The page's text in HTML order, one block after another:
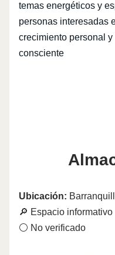
temas energéticos y
personas interesadas
crecimiento personal
consciente
Ubicación:
🔎 Espacio informativo
⚪ No verificado